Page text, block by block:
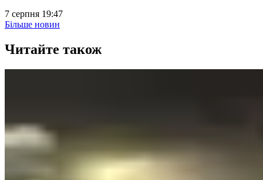
7 серпня 19:47
Більше новин
Читайте також